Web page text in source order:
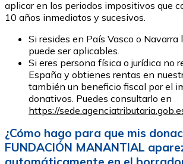
aplicar en los periodos impositivos que
10 años inmediatos y sucesivos.
Si resides en País Vasco o Navarra
puede ser aplicables.
Si eres persona física o jurídica no
España y obtienes rentas en
también un beneficio fiscal por el
donativos. Puedes consultarlo en
https://
¿Cómo hago para que mis
FUNDACIÓN MANANTIAL